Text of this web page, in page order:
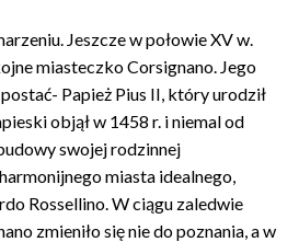
Jeszcze w połowie XV w.
miasteczko Corsignano. Jego
Papież Pius II, który urodził
objął w 1458 r. i niemal od
swojej rodzinnej
miasta idealnego,
Rossellino. W ciągu zaledwie
zmieniło się nie do poznania, a w